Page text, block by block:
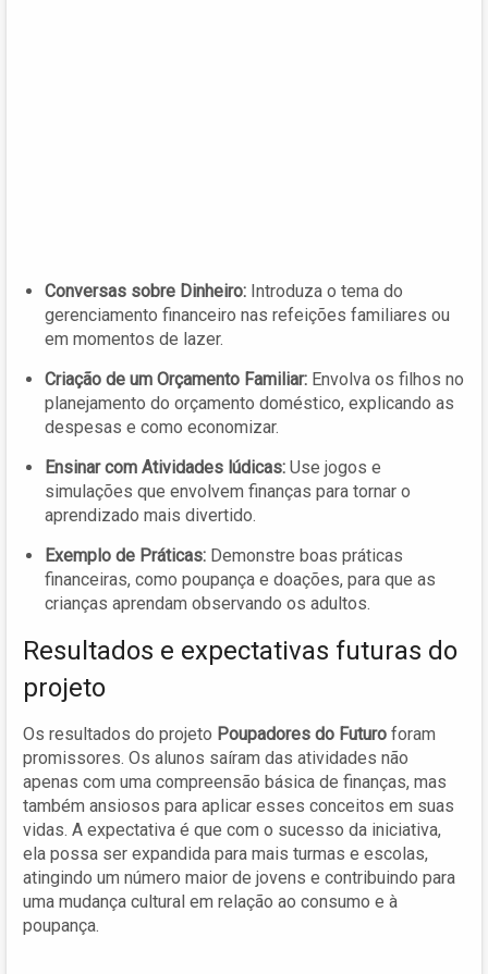
Conversas sobre Dinheiro: Introduza o tema do
gerenciamento financeiro nas refeições familiares ou
em momentos de lazer.
Criação de um Orçamento Familiar: Envolva os filhos no
planejamento do orçamento doméstico, explicando as
despesas e como economizar.
Ensinar com Atividades lúdicas: Use jogos e
simulações que envolvem finanças para tornar o
aprendizado mais divertido.
Exemplo de Práticas: Demonstre boas práticas
financeiras, como poupança e doações, para que as
crianças aprendam observando os adultos.
Resultados e expectativas futuras do
projeto
Os resultados do projeto Poupadores do Futuro foram
promissores. Os alunos saíram das atividades não
apenas com uma compreensão básica de finanças, mas
também ansiosos para aplicar esses conceitos em suas
vidas. A expectativa é que com o sucesso da iniciativa,
ela possa ser expandida para mais turmas e escolas,
atingindo um número maior de jovens e contribuindo para
uma mudança cultural em relação ao consumo e à
poupança.